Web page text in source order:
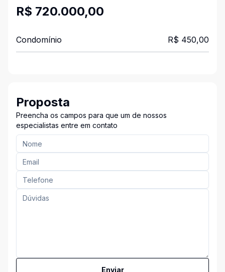
R$ 720.000,00
Condomínio R$ 450,00
Proposta
Preencha os campos para que um de nossos
especialistas entre em contato
Enviar